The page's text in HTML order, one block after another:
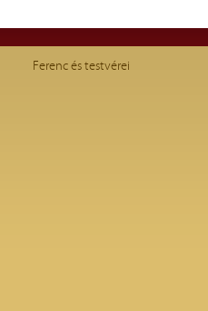
Ferenc és testvérei